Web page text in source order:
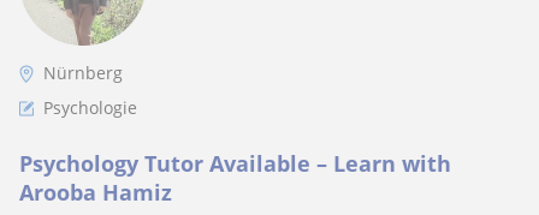
Nürnberg
Psychologie
Psychology Tutor Available – Learn with
Arooba Hamiz